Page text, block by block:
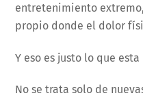
entretenimiento
propio donde el dolor
Y eso es justo lo que
No se trata solo de